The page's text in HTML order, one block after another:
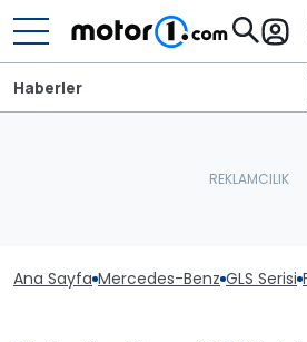
Haberler
Ana Sayfa Mercedes-Benz GLS Serisi